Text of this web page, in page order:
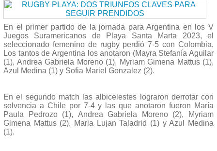
En el primer partido de la jornada para Argentina en los V
Juegos Suramericanos de Playa Santa Marta 2023, el
seleccionado femenino de rugby perdió 7-5 con Colombia.
Los tantos de Argentina los anotaron (Mayra Stefanía Aguilar
(1), Andrea Gabriela Moreno (1), Myriam Gimena Mattus (1),
Azul Medina (1) y Sofia Mariel Gonzalez (2).
En el segundo match las albicelestes lograron derrotar con
solvencia a Chile por 7-4 y las que anotaron fueron María
Paula Pedrozo (1), Andrea Gabriela Moreno (2), Myriam
Gimena Mattus (2), Maria Lujan Taladrid (1) y Azul Medina
(1).